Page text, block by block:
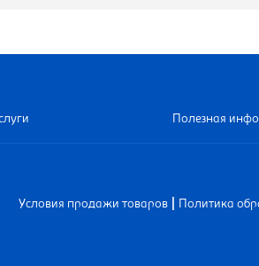
Полезная
Условия продажи товаров Политика